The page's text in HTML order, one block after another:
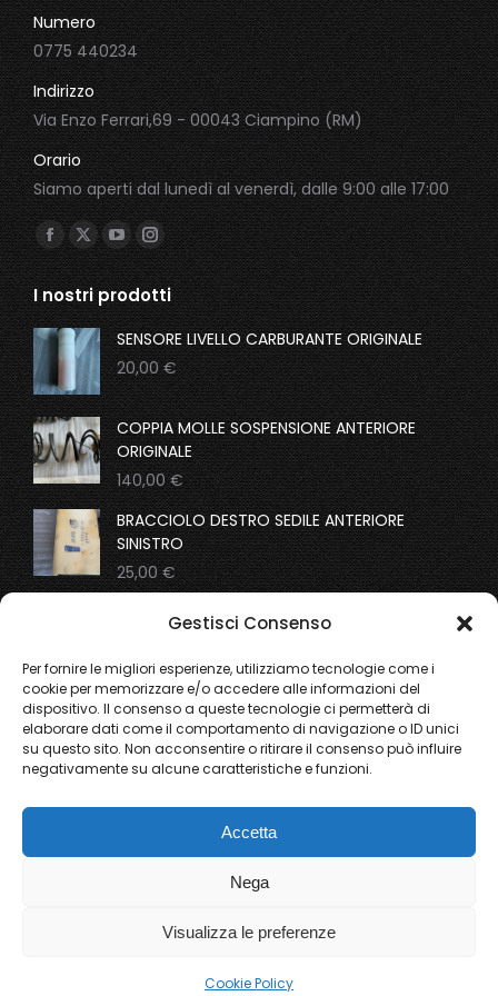
Gestisci Consenso
Per fornire le migliori esperienze, utilizziamo tecnologie come i
cookie per memorizzare e/o accedere alle informazioni del
dispositivo. Il consenso a queste tecnologie ci permetterà di
elaborare dati come il comportamento di navigazione o ID unici
su questo sito. Non acconsentire o ritirare il consenso può influire
negativamente su alcune caratteristiche e funzioni.
Accetta
Nega
Visualizza le preferenze
Cookie Policy
Numero
0775 440234
Indirizzo
Via Enzo Ferrari,69 - 00043 Ciampino (RM)
Orario
Siamo aperti dal lunedì al venerdì, dalle 9:00 alle 17:00
Ci puoi trovare su:
Facebook
page
opens
in
new
window
X
page
opens
in
new
window
YouTube
page
opens
in
new
window
Instagram
page
opens
in
new
window
I nostri prodotti
SENSORE LIVELLO CARBURANTE ORIGINALE
20,00€
COPPIA MOLLE SOSPENSIONE ANTERIORE
ORIGINALE
140,00€
BRACCIOLO DESTRO SEDILE ANTERIORE
SINISTRO
25,00€
COPPIA MOLLE SOSPENSIONI ANTERIORI
ORIGINALI
195,00€
From the gallery
02620240602